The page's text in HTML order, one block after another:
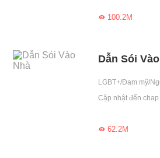
100.2M
Dẫn Sói
Cập nhật đến chap
62.2M